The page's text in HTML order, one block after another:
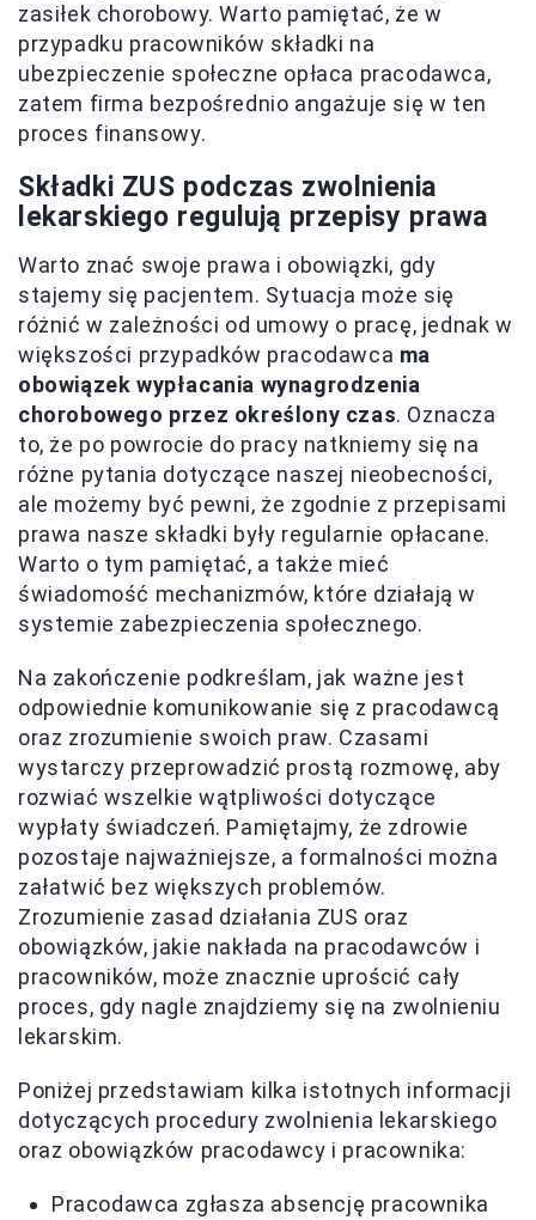
zasiłek chorobowy. Warto pamiętać, że w
przypadku pracowników składki na
ubezpieczenie społeczne opłaca pracodawca,
zatem firma bezpośrednio angażuje się w ten
proces finansowy.
Składki ZUS podczas zwolnienia
lekarskiego regulują przepisy prawa
Warto znać swoje prawa i obowiązki, gdy
stajemy się pacjentem. Sytuacja może się
różnić w zależności od umowy o pracę, jednak w
większości przypadków pracodawca ma
obowiązek wypłacania wynagrodzenia
chorobowego przez określony czas. Oznacza
to, że po powrocie do pracy natkniemy się na
różne pytania dotyczące naszej nieobecności,
ale możemy być pewni, że zgodnie z przepisami
prawa nasze składki były regularnie opłacane.
Warto o tym pamiętać, a także mieć
świadomość mechanizmów, które działają w
systemie zabezpieczenia społecznego.
Na zakończenie podkreślam, jak ważne jest
odpowiednie komunikowanie się z pracodawcą
oraz zrozumienie swoich praw. Czasami
wystarczy przeprowadzić prostą rozmowę, aby
rozwiać wszelkie wątpliwości dotyczące
wypłaty świadczeń. Pamiętajmy, że zdrowie
pozostaje najważniejsze, a formalności można
załatwić bez większych problemów.
Zrozumienie zasad działania ZUS oraz
obowiązków, jakie nakłada na pracodawców i
pracowników, może znacznie uprościć cały
proces, gdy nagle znajdziemy się na zwolnieniu
lekarskim.
Poniżej przedstawiam kilka istotnych informacji
dotyczących procedury zwolnienia lekarskiego
oraz obowiązków pracodawcy i pracownika:
Pracodawca zgłasza absencję pracownika